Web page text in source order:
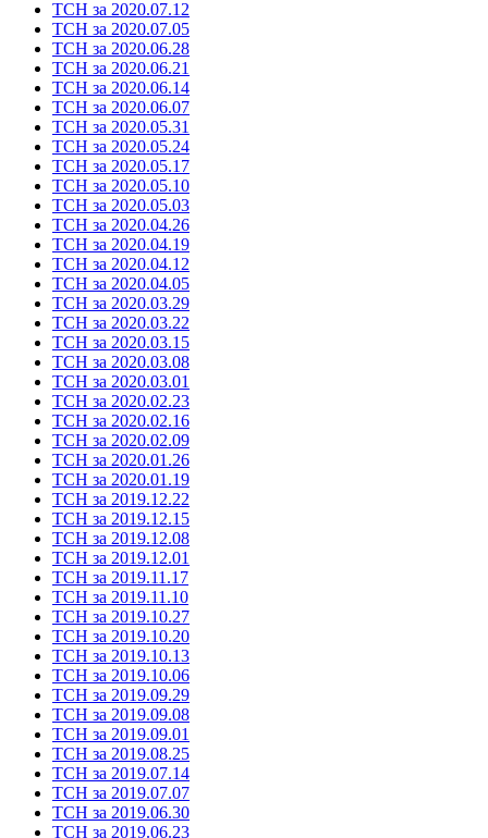
ТСН за 2020.07.12
ТСН за 2020.07.05
ТСН за 2020.06.28
ТСН за 2020.06.21
ТСН за 2020.06.14
ТСН за 2020.06.07
ТСН за 2020.05.31
ТСН за 2020.05.24
ТСН за 2020.05.17
ТСН за 2020.05.10
ТСН за 2020.05.03
ТСН за 2020.04.26
ТСН за 2020.04.19
ТСН за 2020.04.12
ТСН за 2020.04.05
ТСН за 2020.03.29
ТСН за 2020.03.22
ТСН за 2020.03.15
ТСН за 2020.03.08
ТСН за 2020.03.01
ТСН за 2020.02.23
ТСН за 2020.02.16
ТСН за 2020.02.09
ТСН за 2020.01.26
ТСН за 2020.01.19
ТСН за 2019.12.22
ТСН за 2019.12.15
ТСН за 2019.12.08
ТСН за 2019.12.01
ТСН за 2019.11.17
ТСН за 2019.11.10
ТСН за 2019.10.27
ТСН за 2019.10.20
ТСН за 2019.10.13
ТСН за 2019.10.06
ТСН за 2019.09.29
ТСН за 2019.09.08
ТСН за 2019.09.01
ТСН за 2019.08.25
ТСН за 2019.07.14
ТСН за 2019.07.07
ТСН за 2019.06.30
ТСН за 2019.06.23